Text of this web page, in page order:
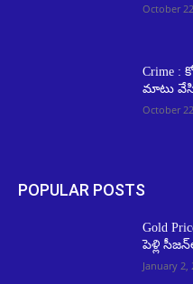
October
Crime :
మాటు
October
POPULAR POSTS
Gold
పెళ్లి
January 2,